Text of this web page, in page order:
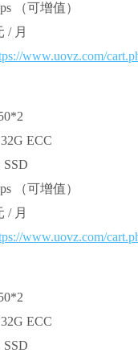
（可增值）
/ 月
www.uovz.com/
ECC
（可增值）
/ 月
www.uovz.com/
ECC